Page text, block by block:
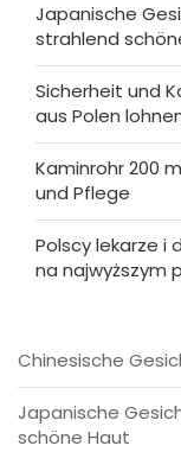
Japanische
strahlend
Sicherheit und
aus Polen
Kaminrohr 200
und Pflege
Polscy lekarze i
na najwyższym
Chinesische
Japanische
schöne Haut